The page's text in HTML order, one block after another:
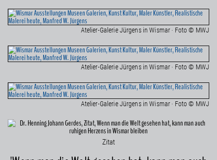
Atelier-Galerie Jürgens in Wismar · Foto © MWJ
Atelier-Galerie Jürgens in Wismar · Foto © MWJ
Atelier-Galerie Jürgens in Wismar · Foto © MWJ
Zitat